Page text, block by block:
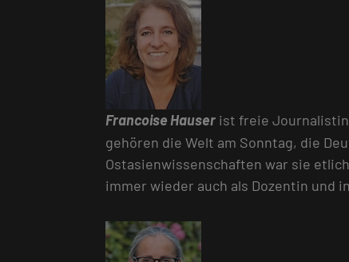
Francoise Hauser ist freie
gehören die Welt am Sonntag, die
Ostasienwissenschaften war sie
immer wieder auch als Dozentin und